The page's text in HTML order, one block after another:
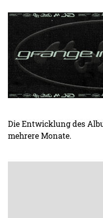
Die Entwicklung des
mehrere Monate.